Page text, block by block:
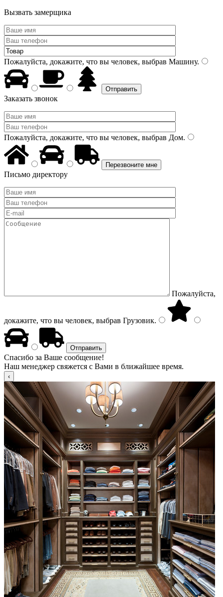
Вызвать замерщика
Пожалуйста, докажите, что вы человек, выбрав Машину.
Заказать звонок
Пожалуйста, докажите, что вы человек, выбрав Дом.
Письмо директору
Пожалуйста,
докажите, что вы человек, выбрав Грузовик.
Спасибо за Ваше сообщение!
Наш менеджер свяжется с Вами в ближайшее время.